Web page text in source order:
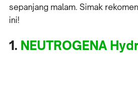
sepanjang malam. Simak
ini!
1. NEUTROGENA